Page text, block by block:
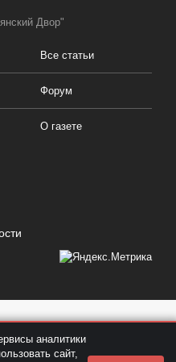
Двор"
Все статьи
Форум
О газете
аналитики
сайт,